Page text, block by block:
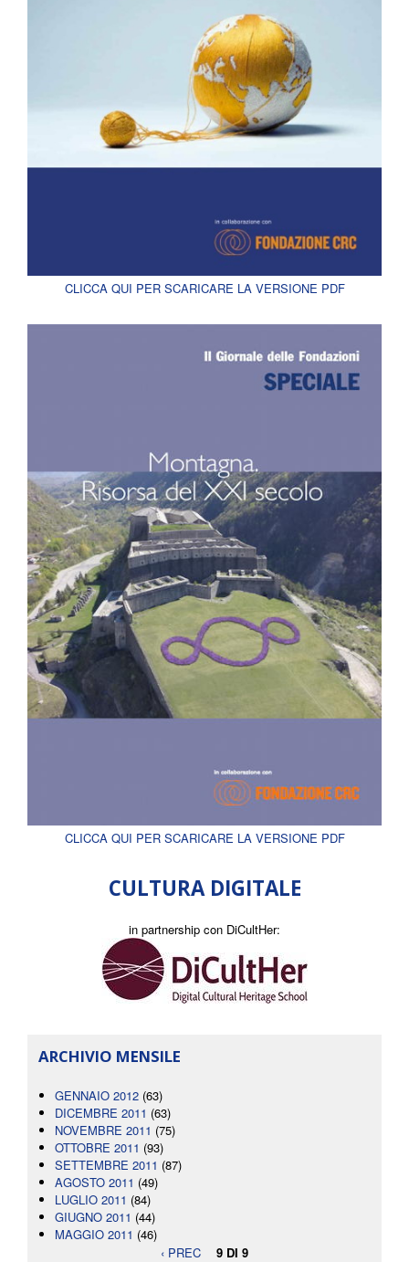
CLICCA QUI PER SCARICARE LA VERSIONE PDF
CLICCA QUI PER SCARICARE LA VERSIONE PDF
CULTURA DIGITALE
in partnership con DiCultHer:
ARCHIVIO MENSILE
GENNAIO 2012 (63)
DICEMBRE 2011 (63)
NOVEMBRE 2011 (75)
OTTOBRE 2011 (93)
SETTEMBRE 2011 (87)
AGOSTO 2011 (49)
LUGLIO 2011 (84)
GIUGNO 2011 (44)
MAGGIO 2011 (46)
‹ PREC
9 DI 9